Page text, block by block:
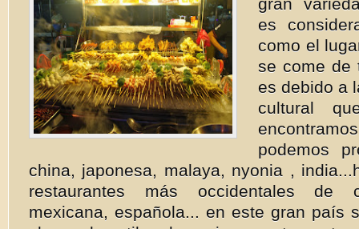
es
como el
se come de
es debido a
cultural
podemos
china, japonesa, malaya, nyonia ,
restaurantes más occidentales de
mexicana, española... en este gran país